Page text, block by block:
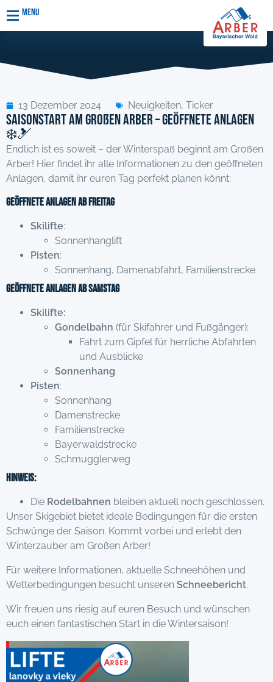
Menu
13 Dezember 2024 Neuigkeiten, Ticker
Saisonstart am Großen Arber – Geöffnete Anlagen
❄️🎿
Endlich ist es soweit – der Winterspaß beginnt am Großen
Arber! Hier findet ihr alle Informationen zu den geöffneten
Anlagen, damit ihr euren Tag perfekt planen könnt:
Geöffnete Anlagen ab Freitag
Skilifte:
Sonnenhanglift
Pisten:
Sonnenhang, Damenabfahrt, Familienstrecke
Geöffnete Anlagen ab Samstag
Skilifte:
Gondelbahn (für Skifahrer und Fußgänger):
Fahrt zum Gipfel für herrliche Abfahrten
und Ausblicke
Sonnenhang
Pisten:
Sonnenhang
Damenstrecke
Familienstrecke
Bayerwaldstrecke
Schmugglerweg
Hinweis:
Die Rodelbahnen bleiben aktuell noch geschlossen.
Unser Skigebiet bietet ideale Bedingungen für die ersten
Schwünge der Saison. Kommt vorbei und erlebt den
Winterzauber am Großen Arber!
Für weitere Informationen, aktuelle Schneehöhen und
Wetterbedingungen besucht unseren Schneebericht.
Wir freuen uns riesig auf euren Besuch und wünschen
euch einen fantastischen Start in die Wintersaison!